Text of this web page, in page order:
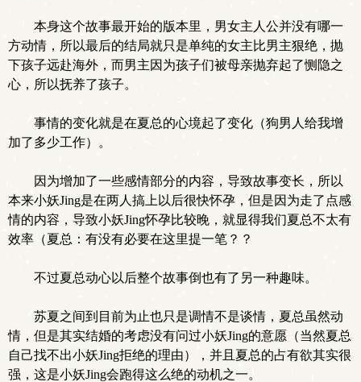
本身这个故事最开始的版本里，男女主人公并没有哪一
方动情，所以最后的结局就只是单纯的女主比男主狠绝，抛
下孩子远赴海外，而男主因为孩子们被母亲抛弃起了恻隐之
心，所以抚养了孩子。
事情的变化就是在夏总的心境起了变化（狗男人给我增
加了多少工作）。
因为增加了一些感情部分的内容，导致故事变长，所以
本来小妖Jing是在两人搞上以后很快怀孕，但是因为走了点感
情的内容，导致小妖Jing怀孕比较晚，就显得我们夏总不太有
效率（夏总：有没有必要在这里提一笔？？
不过夏总动心以后整个故事倒也有了另一种趣味。
苏夏之间到目前为止也只是调情不是谈情，夏总虽然动
情，但是其实结婚的考虑没有问过小妖Jing的意愿（当然夏总
自己找不出小妖Jing拒绝的理由），并且夏总的占有欲其实很
强，这是小妖Jing会跑得这么绝的动机之一。